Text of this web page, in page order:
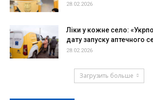
28.02.2026
Ліки у кожне село:
дату запуску аптечного
28.02.2026
Загрузить больше